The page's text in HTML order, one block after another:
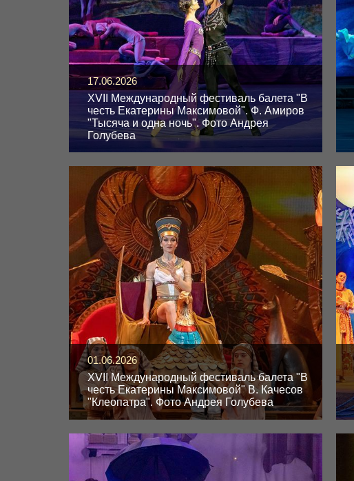
17.06.2026
XVII Международный фестиваль балета "В
честь Екатерины Максимовой". Ф. Амиров
"Тысяча и одна ночь". Фото Андрея
Голубева
01.06.2026
XVII Международный фестиваль балета "В
честь Екатерины Максимовой" В. Качесов
"Клеопатра". Фото Андрея Голубева